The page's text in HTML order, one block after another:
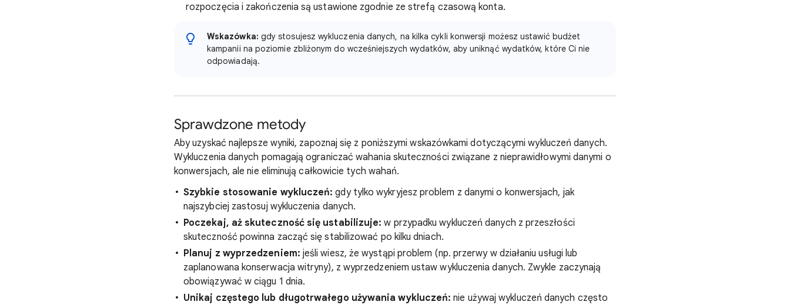
rozpoczęcia i zakończenia są ustawione zgodnie ze strefą czasową konta.
Wskazówka: gdy stosujesz wykluczenia danych, na kilka cykli konwersji możesz ustawić budżet
kampanii na poziomie zbliżonym do wcześniejszych wydatków, aby uniknąć wydatków, które Ci nie
odpowiadają.
Sprawdzone metody
Aby uzyskać najlepsze wyniki, zapoznaj się z poniższymi wskazówkami dotyczącymi wykluczeń danych.
Wykluczenia danych pomagają ograniczać wahania skuteczności związane z nieprawidłowymi danymi o
konwersjach, ale nie eliminują całkowicie tych wahań.
Szybkie stosowanie wykluczeń: gdy tylko wykryjesz problem z danymi o konwersjach, jak
najszybciej zastosuj wykluczenia danych.
Poczekaj, aż skuteczność się ustabilizuje: w przypadku wykluczeń danych z przeszłości
skuteczność powinna zacząć się stabilizować po kilku dniach.
Planuj z wyprzedzeniem: jeśli wiesz, że wystąpi problem (np. przerwy w działaniu usługi lub
zaplanowana konserwacja witryny), z wyprzedzeniem ustaw wykluczenia danych. Zwykle zaczynają
obowiązywać w ciągu 1 dnia.
Unikaj częstego lub długotrwałego używania wykluczeń: nie używaj wykluczeń danych często